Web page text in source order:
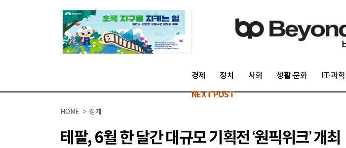
경제 정치 사회 생활·문화 IT·과학
NEXT POST
HOME > 경제
테팔, 6월 한 달간 대규모 기획전 ‘원픽위크’ 개최